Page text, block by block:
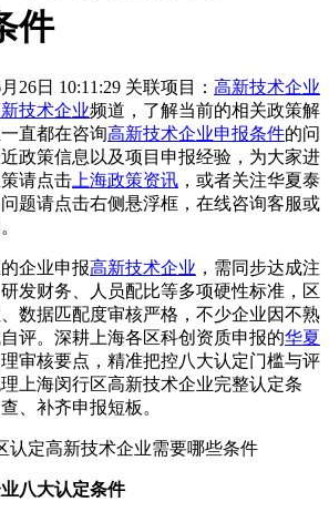
件
26日 10:11:29 关联项目： 高新技术企业
技术企业频道，了解当前的相关政策解
直都在咨询高新技术企业申报条件的问
政策信息以及项目申报经验，为大家进
请点击 上海政策资讯 ，或者关注华夏泰
题请点击右侧悬浮框，在线咨询客服或
企业申报高新技术企业 ，需同步达成注
发财务、人员配比等多项硬性标准，区
数据匹配度审核严格，不少企业因不熟
评。深耕上海各区科创资质申报的华夏
审核要点，精准把控八大认定门槛与评
上海闵行区高新技术企业完整认定条
、补齐申报短板。
八大认定条件